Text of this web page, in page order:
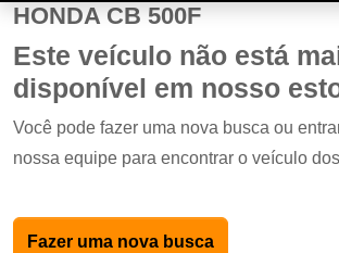
HONDA CB 500F
Este veículo não está
disponível em nosso
Você pode fazer uma nova busca ou
nossa equipe para encontrar o veículo
Fazer uma nova busca